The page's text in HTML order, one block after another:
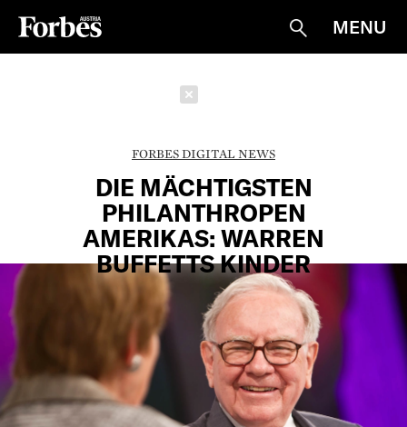
Suche
MENU
FORBES DIGITAL NEWS
DIE MÄCHTIGSTEN
PHILANTHROPEN
AMERIKAS: WARREN
BUFFETTS KINDER